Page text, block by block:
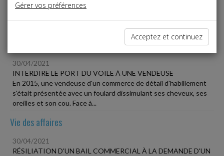
Liste des dernières dépêches
30/04/2021
INTERDIRE LE PORT DU VOILE À UNE VENDEUSE
En 2015, une vendeuse d'un commerce de détail d'habillement
s'était présentée avec un foulard dissimulant ses cheveux, ses
oreilles et son cou. Face à...
Vie des affaires
30/04/2021
RÉSILIATION D'UN BAIL COMMERCIAL À LA DEMANDE D'UN
Gérer vos préférences
Acceptez et continuez